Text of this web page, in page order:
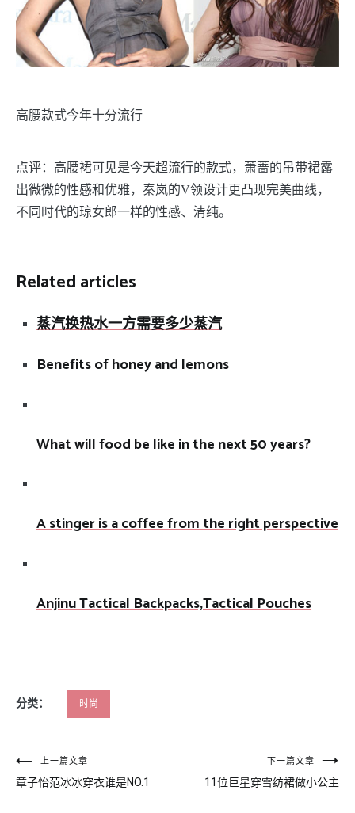
高腰款式今年十分流行
点评：高腰裙可见是今天超流行的款式，萧蔷的吊带裙露
出微微的性感和优雅，秦岚的V领设计更凸现完美曲线，
不同时代的琼女郎一样的性感、清纯。
Related articles
蒸汽换热水一方需要多少蒸汽
Benefits of honey and lemons
What will food be like in the next 50 years?
A stinger is a coffee from the right perspective
Anjinu Tactical Backpacks,Tactical Pouches
分类： 时尚
文
章
上一篇文章
章子怡范冰冰穿衣谁是NO.1
下一篇文章
11位巨星穿雪纺裙做小公主